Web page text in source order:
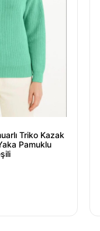
Triko Kazak
Pamuklu